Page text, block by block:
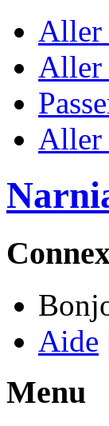
Aller
Aller
Aller
Aide
Menu